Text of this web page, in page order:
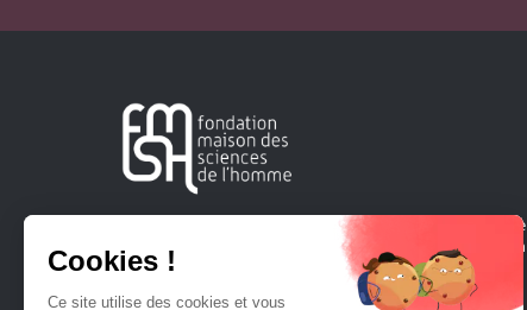
Créée en 1963, la Fondation Maison Sciences de l'Homme
soutient la recherche et la diffusion des connaissances en
sciences humaines et sociales.